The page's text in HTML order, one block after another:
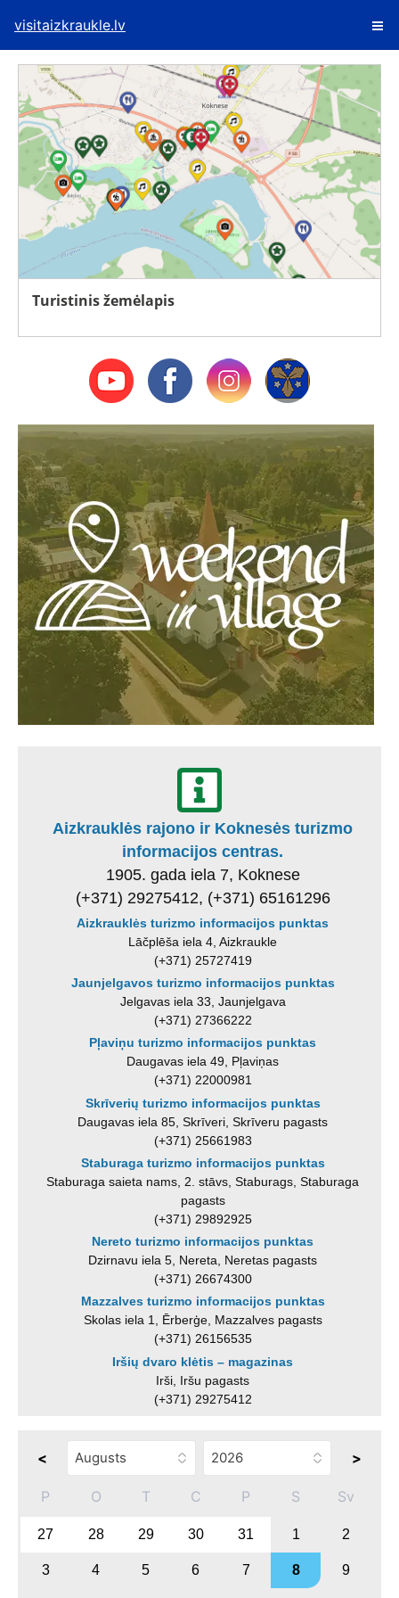
visitaizkraukle.lv
Turistinis žemėlapis
Aizkrauklės rajono ir Koknesės turizmo
informacijos centras.
1905. gada iela 7, Koknese
(+371) 29275412, (+371) 65161296
Aizkrauklės turizmo informacijos punktas
Lāčplēša iela 4, Aizkraukle
(+371) 25727419
Jaunjelgavos turizmo informacijos punktas
Jelgavas iela 33, Jaunjelgava
(+371) 27366222
Pļaviņu turizmo informacijos punktas
Daugavas iela 49, Pļaviņas
(+371) 22000981
Skrīverių turizmo informacijos punktas
Daugavas iela 85, Skrīveri, Skrīveru pagasts
(+371) 25661983
Staburaga turizmo informacijos punktas
Staburaga saieta nams, 2. stāvs, Staburags, Staburaga
pagasts
(+371) 29892925
Nereto turizmo informacijos punktas
Dzirnavu iela 5, Nereta, Neretas pagasts
(+371) 26674300
Mazzalves turizmo informacijos punktas
Skolas iela 1, Ērberģe, Mazzalves pagasts
(+371) 26156535
Iršių dvaro klėtis – magazinas
Irši, Iršu pagasts
(+371) 29275412
< >
P O T C P S Sv
27 28 29 30 31 1 2
3 4 5 6 7 8 9